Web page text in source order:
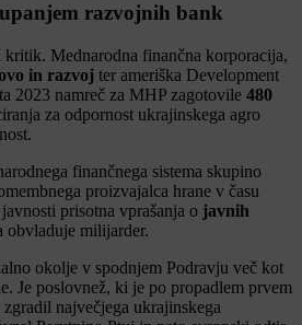
razvojnih bank
Mednarodna finančna korporacija,
in razvoj ter ameriška Development
2023 namreč za MHP zagotovile 480
za odpornost ukrajinskega agro
finančnega sistema skupino
proizvajalca hrane v času
prisotna vprašanja o javnih
obvladuje milijarder.
okolje v spodnjem Podravju več kot
Je poslovnež, ki je po propadlem prvem
največjega ukrajinskega